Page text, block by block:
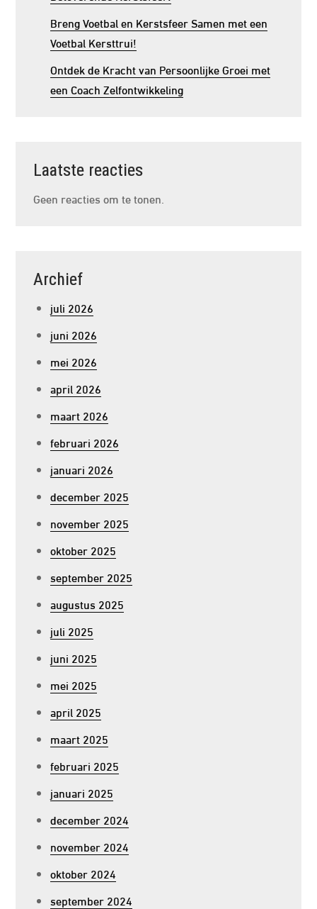
Breng Voetbal en Kerstsfeer Samen met een
Voetbal Kersttrui!
Ontdek de Kracht van Persoonlijke Groei met
een Coach Zelfontwikkeling
Laatste reacties
Geen reacties om te tonen.
Archief
juli 2026
juni 2026
mei 2026
april 2026
maart 2026
februari 2026
januari 2026
december 2025
november 2025
oktober 2025
september 2025
augustus 2025
juli 2025
juni 2025
mei 2025
april 2025
maart 2025
februari 2025
januari 2025
december 2024
november 2024
oktober 2024
september 2024